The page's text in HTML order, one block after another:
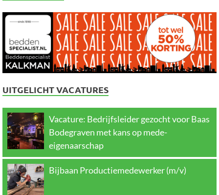
UITGELICHT VACATURES
Vacature: Bedrijfsleider gezocht voor Baas
Bodegraven met kans op mede-
eigenaarschap
Bijbaan Productiemedewerker (m/v)